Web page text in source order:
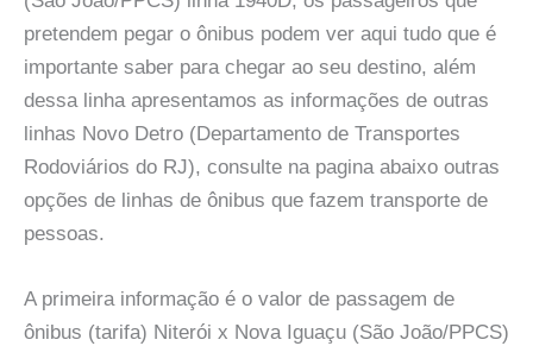
pretendem pegar o ônibus podem ver aqui tudo que é
importante saber para chegar ao seu destino, além
dessa linha apresentamos as informações de outras
linhas Novo Detro (Departamento de Transportes
Rodoviários do RJ), consulte na pagina abaixo outras
opções de linhas de ônibus que fazem transporte de
pessoas.
A primeira informação é o valor de passagem de
ônibus (tarifa) Niterói x Nova Iguaçu (São João/PPCS)